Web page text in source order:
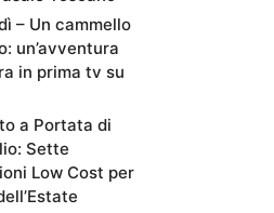
– Un cammello
un’avventura
in prima tv su
a Portata di
Sette
Low Cost per